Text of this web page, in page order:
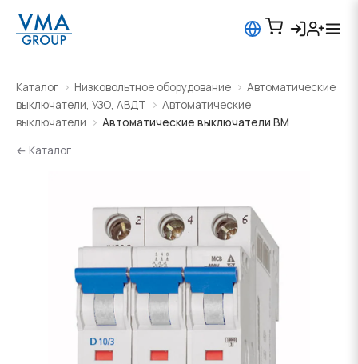
Каталог Низковольтное оборудование
Автоматические
выключатели, УЗО, АВДТ
Автоматические
выключатели
Автоматические выключатели BM
← Каталог